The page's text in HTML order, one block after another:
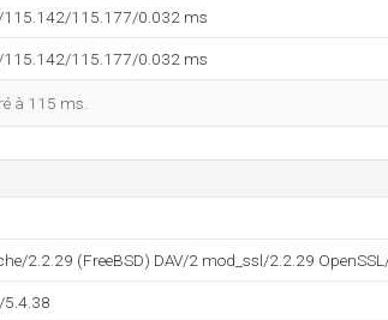
115.177/0.032 ms
115.177/0.032 ms
à 115 ms.
2.2.29 (FreeBSD) DAV/2 mod_ssl/2.2.29
5.4.38